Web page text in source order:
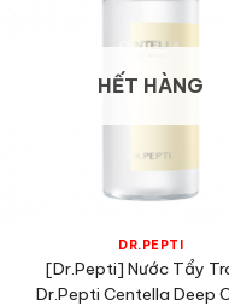
HẾT HÀNG
DR.PEPTI
[Dr.Pepti] Nước Tẩy
Dr.Pepti Centella Deep